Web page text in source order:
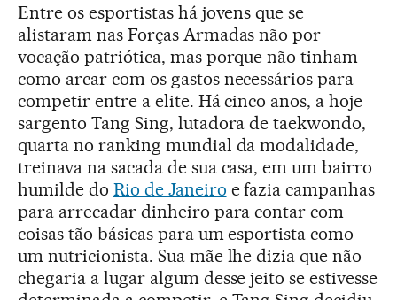
Entre os esportistas há jovens que se
alistaram nas Forças Armadas não por
vocação patriótica, mas porque não tinham
como arcar com os gastos necessários para
competir entre a elite. Há cinco anos, a hoje
sargento Tang Sing, lutadora de taekwondo,
quarta no ranking mundial da modalidade,
treinava na sacada de sua casa, em um bairro
humilde do Rio de Janeiro e fazia campanhas
para arrecadar dinheiro para contar com
coisas tão básicas para um esportista como
um nutricionista. Sua mãe lhe dizia que não
chegaria a lugar algum desse jeito se estivesse